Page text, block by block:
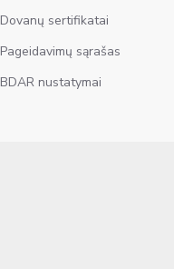
Dovanų sertifikatai
Pageidavimų sąrašas
BDAR nustatymai